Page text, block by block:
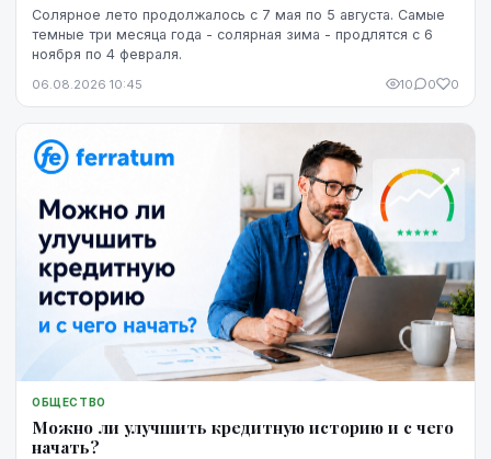
Солярное лето продолжалось с 7 мая по 5 августа. Самые
темные три месяца года - солярная зима - продлятся с 6
ноября по 4 февраля.
06.08.2026 10:45 10 0 0
ОБЩЕСТВО
Можно ли улучшить кредитную историю и с чего
начать?